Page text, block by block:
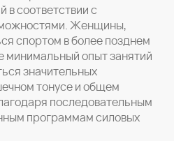
соответствии с
Женщины,
спортом в более позднем
опыт занятий
значительных
тонусе и общем
последовательным
программам силовых